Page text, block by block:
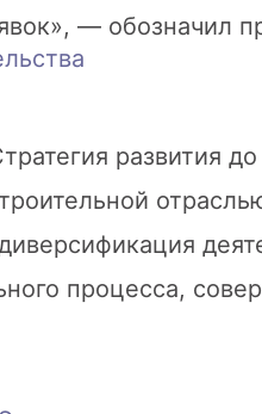
— обозначил
развития
процесса,